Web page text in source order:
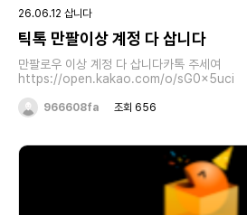
26.06.12 삽니다
틱톡 만팔이상 계정 다 삽니다
만팔로우 이상 계정 다 삽니다카톡 주세여
https://open.kakao.com/o/sG0x5uci
966608fa 조회 656